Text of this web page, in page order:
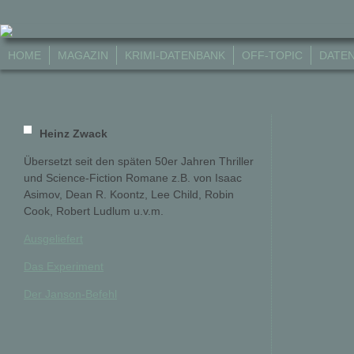
HOME MAGAZIN KRIMI-DATENBANK OFF-TOPIC
Heinz Zwack
Übersetzt seit den späten 50er Jahren Thriller
und Science-Fiction Romane z.B. von Isaac
Asimov, Dean R. Koontz, Lee Child, Robin
Cook, Robert Ludlum u.v.m.